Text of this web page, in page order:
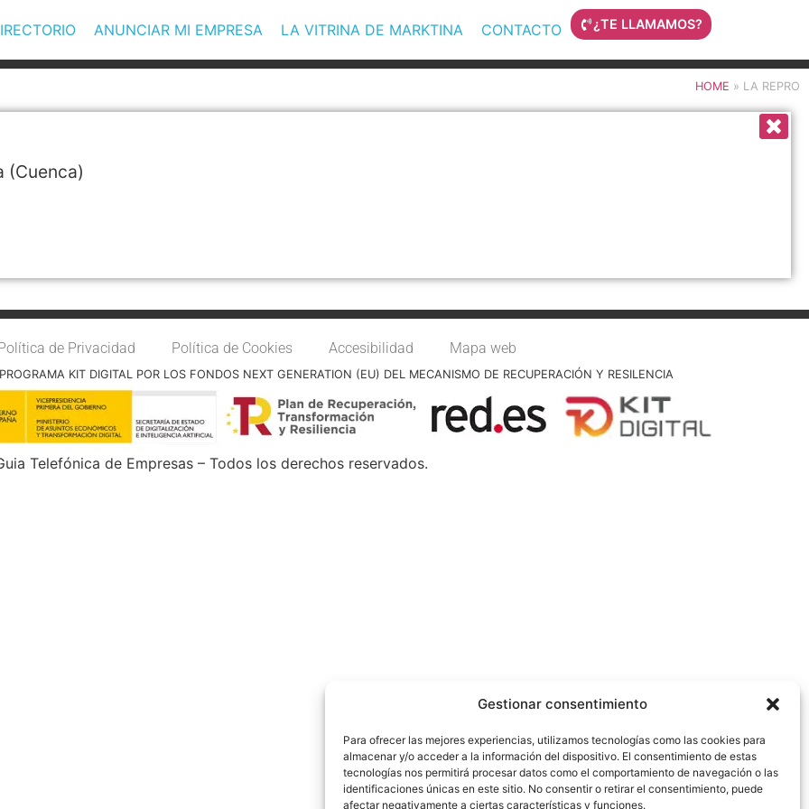
Gestionar consentimiento
Para ofrecer las mejores experiencias, utilizamos tecnologías como las cookies para
almacenar y/o acceder a la información del dispositivo. El consentimiento de estas
tecnologías nos permitirá procesar datos como el comportamiento de navegación o las
identificaciones únicas en este sitio. No consentir o retirar el consentimiento, puede
afectar negativamente a ciertas características y funciones.
ANUNCIAR MI EMPRESA LA VITRINA DE MARKTINA CONTACTO ¿TE LLAMAMOS?
HOME » LA REPRO
(Cuenca)
de Privacidad Política de Cookies Accesibilidad Mapa web
KIT DIGITAL POR LOS FONDOS NEXT GENERATION (EU) DEL MECANISMO DE RECUPERACIÓN Y RESILENCIA
Telefónica de Empresas – Todos los derechos reservados.